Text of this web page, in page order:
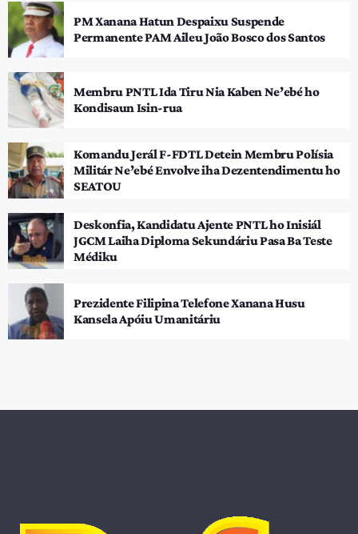
PM Xanana Hatun Despaixu Suspende
Permanente PAM Aileu João Bosco dos Santos
Membru PNTL Ida Tiru Nia Kaben Ne’ebé ho
Kondisaun Isin-rua
Komandu Jerál F-FDTL Detein Membru Polísia
Militár Ne’ebé Envolve iha Dezentendimentu ho
SEATOU
Deskonfia, Kandidatu Ajente PNTL ho Inisiál
JGCM Laiha Diploma Sekundáriu Pasa Ba Teste
Médiku
Prezidente Filipina Telefone Xanana Husu
Kansela Apóiu Umanitáriu